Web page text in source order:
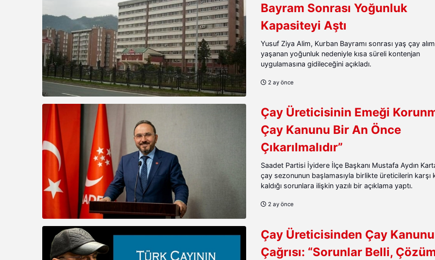
Bayram Sonrası Yoğunluk
Kapasiteyi Aştı
Yusuf Ziya Alim, Kurban Bayramı sonrası yaş çay
yaşanan yoğunluk nedeniyle kısa süreli kontenjan
uygulamasına gidileceğini açıkladı.
2 ay önce
Çay Üreticisinin Emeği
Çay Kanunu Bir An Önce
Çıkarılmalıdır”
Saadet Partisi İyidere İlçe Başkanı Mustafa Aydın
çay sezonunun başlamasıyla birlikte üreticilerin karşı
kaldığı sorunlara ilişkin yazılı bir açıklama yaptı.
2 ay önce
Çay Üreticisinden Çay Kanunu
Çağrısı: “Sorunlar Belli,